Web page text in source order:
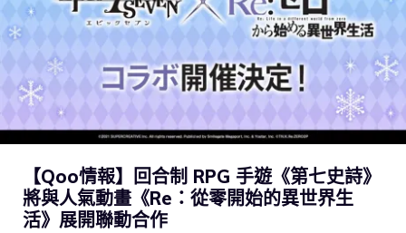
【Qoo情報】回合制 RPG 手遊《第七史詩》
將與人氣動畫《Re：從零開始的異世界生
活》展開聯動合作